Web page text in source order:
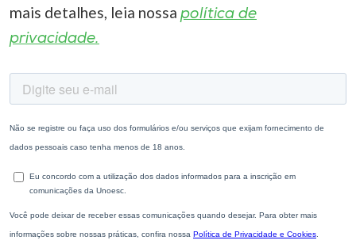
mais detalhes, leia nossa política de
privacidade.